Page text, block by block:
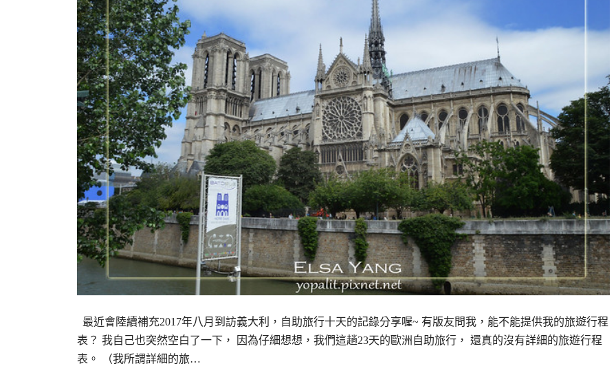
最近會陸續補充2017年八月到訪義大利，自助旅行十天的記錄分享喔~ 有版友問我，能不能提供我的旅遊行程
表？ 我自己也突然空白了一下， 因為仔細想想，我們這趟23天的歐洲自助旅行， 還真的沒有詳細的旅遊行程
表。 （我所謂詳細的旅…